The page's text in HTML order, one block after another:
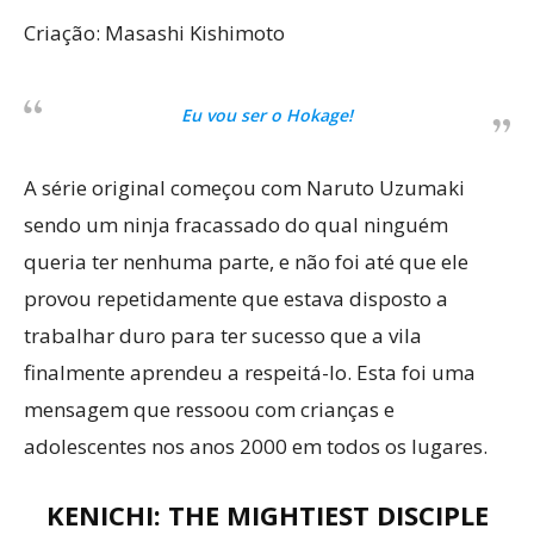
Criação: Masashi Kishimoto
Eu vou ser o Hokage!
A série original começou com Naruto Uzumaki
sendo um ninja fracassado do qual ninguém
queria ter nenhuma parte, e não foi até que ele
provou repetidamente que estava disposto a
trabalhar duro para ter sucesso que a vila
finalmente aprendeu a respeitá-lo. Esta foi uma
mensagem que ressoou com crianças e
adolescentes nos anos 2000 em todos os lugares.
KENICHI: THE MIGHTIEST DISCIPLE